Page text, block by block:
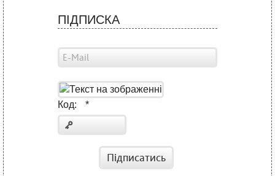
ПІДПИСКА
Код: *
Підписатись